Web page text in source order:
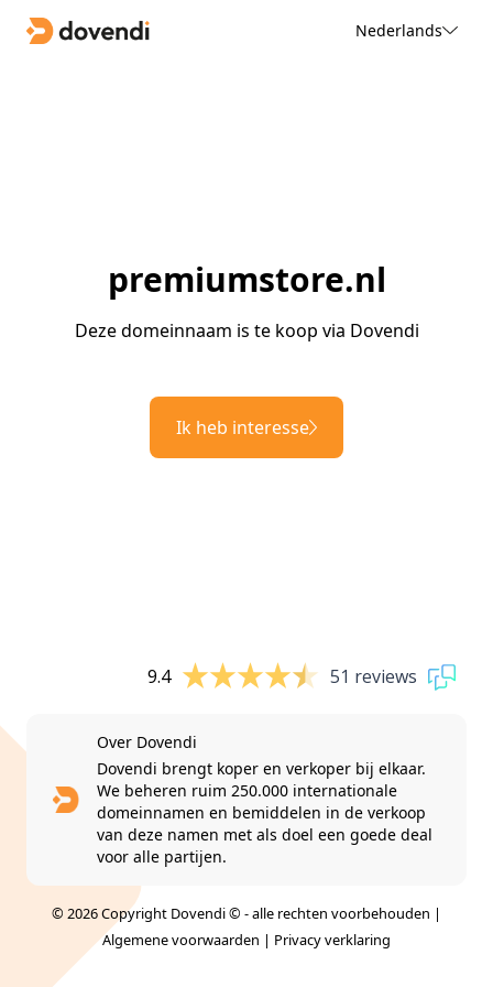
Nederlands
premiumstore.nl
Deze domeinnaam is te koop via Dovendi
Ik heb interesse
9.4 51 reviews
Over Dovendi
Dovendi brengt koper en verkoper bij elkaar.
We beheren ruim 250.000 internationale
domeinnamen en bemiddelen in de verkoop
van deze namen met als doel een goede deal
voor alle partijen.
© 2026 Copyright Dovendi © - alle rechten voorbehouden |
Algemene voorwaarden | Privacy verklaring